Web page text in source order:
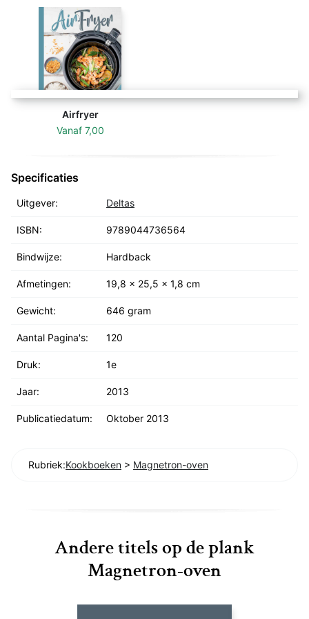
Airfryer
Vanaf 7,00
Specificaties
Uitgever: Deltas
ISBN: 9789044736564
Bindwijze: Hardback
Afmetingen: 19,8 x 25,5 x 1,8 cm
Gewicht: 646 gram
Aantal Pagina's: 120
Druk: 1e
Jaar: 2013
Publicatiedatum: Oktober 2013
Rubriek:Kookboeken > Magnetron-oven
Andere titels op de plank
Magnetron-oven